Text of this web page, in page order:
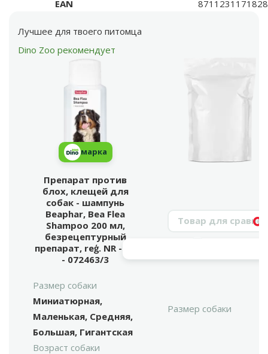
EAN 8711231171828
Лучшее для твоего питомца
Dino Zoo рекомендует
марка
Препарат против
блох, клещей для
собак - шампунь
Beaphar, Bea Flea
Shampoo 200 мл,
безрецептурный
препарат, reģ. NR - VA
- 072463/3
Размер собаки
Миниатюрная,
Маленькая, Средняя,
Большая, Гигантская
Размер собаки
Возраст собаки